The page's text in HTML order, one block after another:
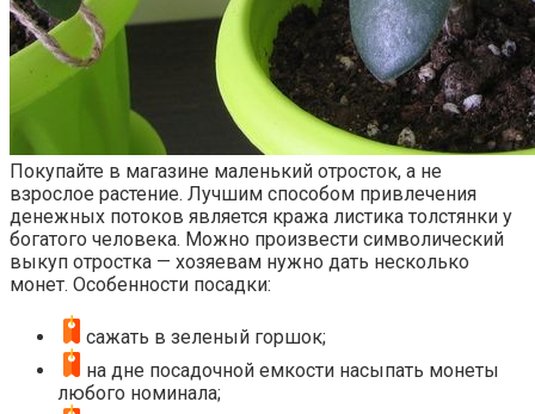
Покупайте в магазине маленький отросток, а не
взрослое растение. Лучшим способом привлечения
денежных потоков является кража листика толстянки у
богатого человека. Можно произвести символический
выкуп отростка — хозяевам нужно дать несколько
монет. Особенности посадки:
сажать в зеленый горшок;
на дне посадочной емкости насыпать монеты
любого номинала;